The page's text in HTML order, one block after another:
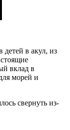
в акул, из
вклад в
морей и
свернуть из-